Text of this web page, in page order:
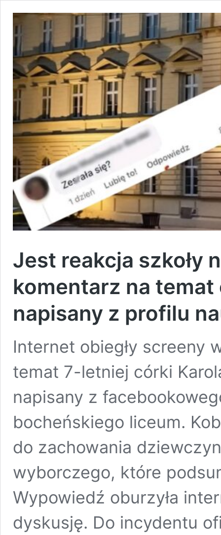
Jest reakcja szkoły
komentarz na
napisany z profilu
Internet obiegły screeny
temat 7-letniej córki
napisany z
bocheńskiego liceum.
do zachowania
wyborczego, które
Wypowiedź oburzyła
dyskusję. Do incydentu